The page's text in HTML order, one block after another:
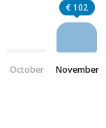
October
€ 102
November